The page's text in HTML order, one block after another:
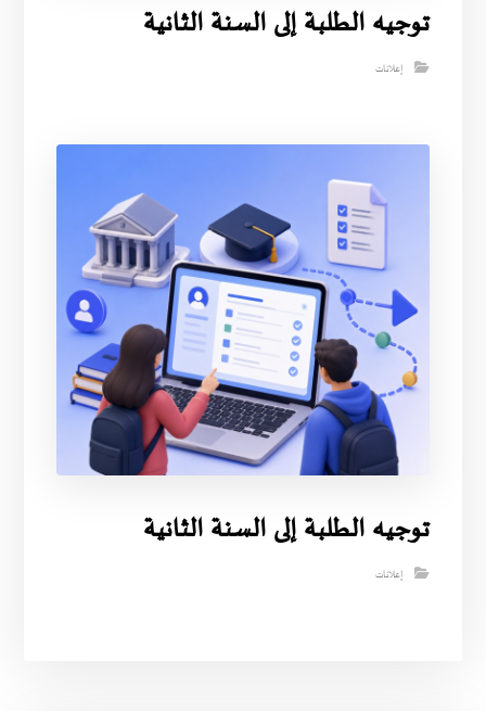
توجيه الطلبة إلى السنة الثانية
إعلانات
توجيه الطلبة إلى السنة الثانية
إعلانات